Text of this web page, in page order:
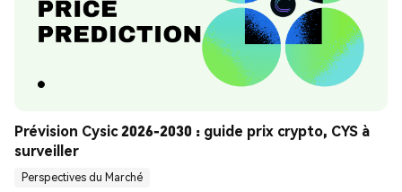
Prévision Cysic 2026-2030 : guide prix crypto, CYS à
surveiller
Perspectives du Marché